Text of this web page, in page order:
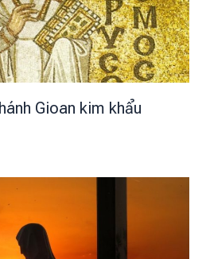
Gioan kim khẩu